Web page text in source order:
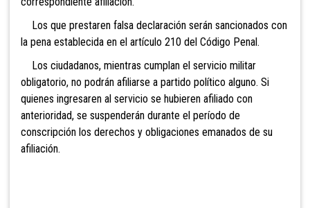
Los que prestaren falsa declaración serán sancionados con
la pena establecida en el artículo 210 del Código Penal.
Los ciudadanos, mientras cumplan el servicio militar
obligatorio, no podrán afiliarse a partido político alguno. Si
quienes ingresaren al servicio se hubieren afiliado con
anterioridad, se suspenderán durante el período de
conscripción los derechos y obligaciones emanados de su
afiliación.